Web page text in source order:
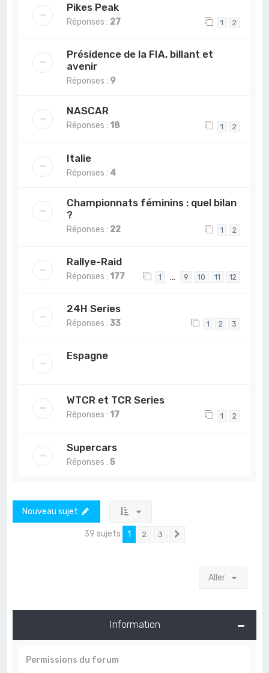
Pikes Peak
Réponses : 27 1 2
Présidence de la FIA, billant et
avenir
Réponses : 9
NASCAR
Réponses : 18 1 2
Italie
Réponses : 4
Championnats féminins : quel bilan
?
Réponses : 22 1 2
Rallye-Raid
Réponses : 177 1 … 9 10 11 12
24H Series
Réponses :33 1 2 3
Espagne
WTCR et TCR Series
Réponses : 17 1 2
Supercars
Réponses :5
Nouveau sujet
39 sujets 1 2 3
Aller
Information
Permissions du forum